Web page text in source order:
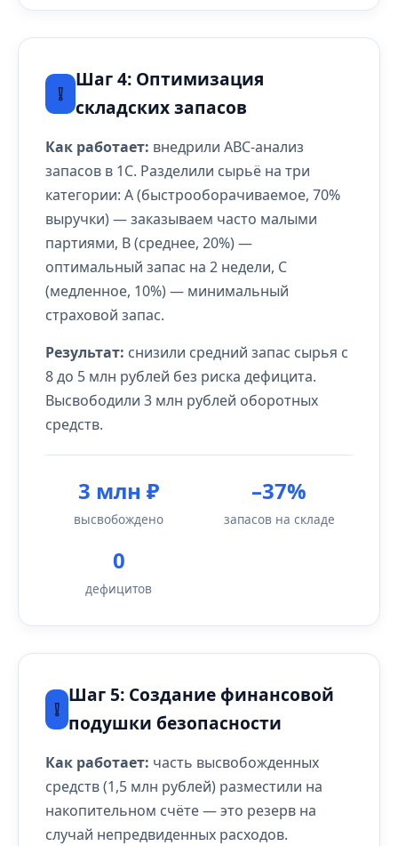
❕
Шаг 4: Оптимизация
складских запасов
Как работает: внедрили ABC-анализ
запасов в 1С. Разделили сырьё на три
категории: A (быстрооборачиваемое, 70%
выручки) — заказываем часто малыми
партиями, B (среднее, 20%) —
оптимальный запас на 2 недели, C
(медленное, 10%) — минимальный
страховой запас.
Результат: снизили средний запас сырья с
8 до 5 млн рублей без риска дефицита.
Высвободили 3 млн рублей оборотных
средств.
3 млн ₽
высвобождено
–37%
запасов на складе
0
дефицитов
❕
Шаг 5: Создание финансовой
подушки безопасности
Как работает: часть высвобожденных
средств (1,5 млн рублей) разместили на
накопительном счёте — это резерв на
случай непредвиденных расходов.